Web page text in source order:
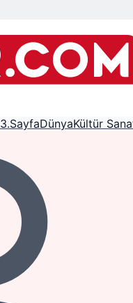
3.SayfaDünyaKültür